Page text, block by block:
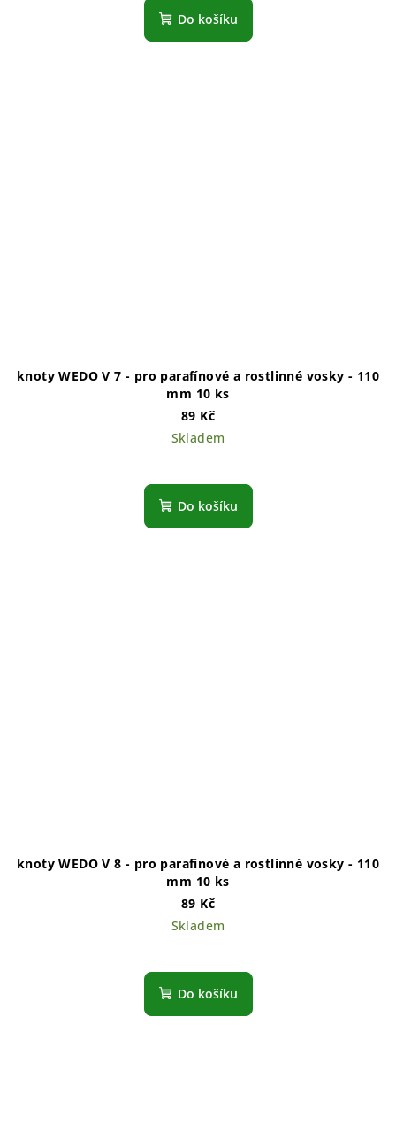
Do košíku
knoty WEDO V 7 - pro parafínové a rostlinné vosky - 110
mm 10 ks
89 Kč
Skladem
Do košíku
knoty WEDO V 8 - pro parafínové a rostlinné vosky - 110
mm 10 ks
89 Kč
Skladem
Do košíku